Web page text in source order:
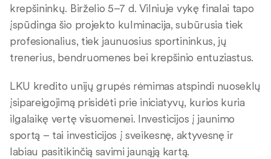
krepšininkų. Birželio 5–7 d. Vilniuje vykę finalai tapo
įspūdinga šio projekto kulminacija, subūrusia tiek
profesionalius, tiek jaunuosius sportininkus, jų
trenerius, bendruomenes bei krepšinio entuziastus.
LKU kredito unijų grupės rėmimas atspindi nuoseklų
įsipareigojimą prisidėti prie iniciatyvų, kurios kuria
ilgalaikę vertę visuomenei. Investicijos į jaunimo
sportą – tai investicijos į sveikesnę, aktyvesnę ir
labiau pasitikinčią savimi jaunąją kartą.